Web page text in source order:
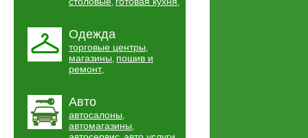
, ,
Одежда
торговые центры,
магазины, пошив и
ремонт,
Авто
автосалоны,
автомагазины,